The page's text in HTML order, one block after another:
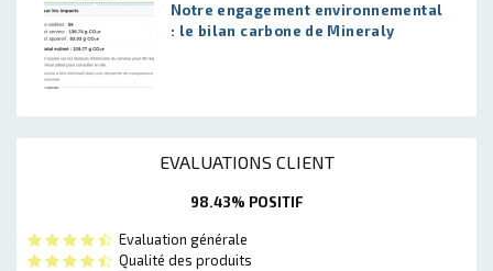
Notre engagement environnemental
: le bilan carbone de Mineraly
EVALUATIONS CLIENT
98.43% POSITIF
Evaluation générale
Qualité des produits